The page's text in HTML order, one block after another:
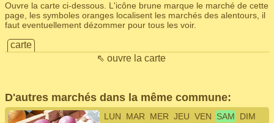
Ouvre la carte ci-dessous. L'icône brune marque le marché de cette
page, les symboles oranges localisent les marchés des alentours, il
faut eventuellement dézommer pour tous les voir.
carte
⇖ ouvre la carte
D'autres marchés dans la même commune:
LUN MAR MER JEU VEN SAM
DIM